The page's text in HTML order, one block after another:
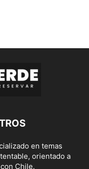
en temas
orientado a
Chile.